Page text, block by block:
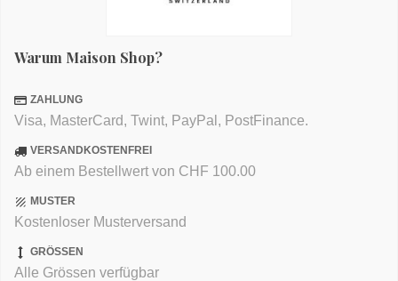
Warum Maison Shop?
ZAHLUNG
Visa, MasterCard, Twint, PayPal, PostFinance.
VERSANDKOSTENFREI
Ab einem Bestellwert von CHF 100.00
MUSTER
Kostenloser Musterversand
GRÖSSEN
Alle Grössen verfügbar